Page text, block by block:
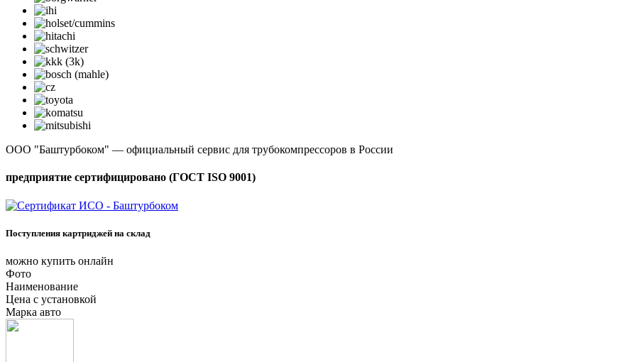
ООО "Баштурбоком" — официальный сервис для трубокомпрессоров в России
предприятие сертифицировано (ГОСТ ISO 9001)
Поступления картриджей на склад
можно купить онлайн
Фото
Наименование
Цена с установкой
Марка авто